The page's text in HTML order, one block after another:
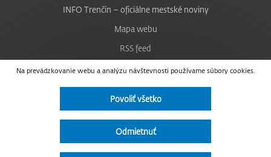
Na prevádzkovanie webu a analýzu návštevnosti používame súbory cookies.
Povoliť všetko
Odmietnuť
INFO Trenčín – oficiálne mestské noviny
Mapa webu
RSS feed
Nastavenie cookies
Facebook
Instagram
Vyhlásenie o prístupnosti